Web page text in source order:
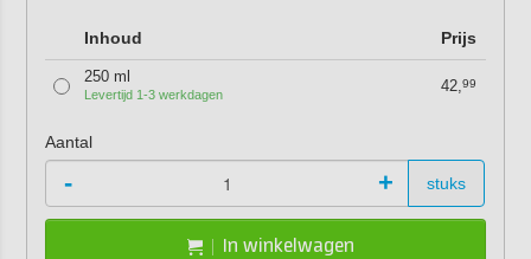
Inhoud Prijs
250 ml
Levertijd 1-3 werkdagen 42,99
Aantal
- + stuks
In winkelwagen